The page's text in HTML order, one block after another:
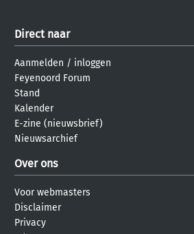
Direct naar
Aanmelden / inloggen
Feyenoord Forum
Stand
Kalender
E-zine (nieuwsbrief)
Nieuwsarchief
Over ons
Voor webmasters
Disclaimer
Privacy